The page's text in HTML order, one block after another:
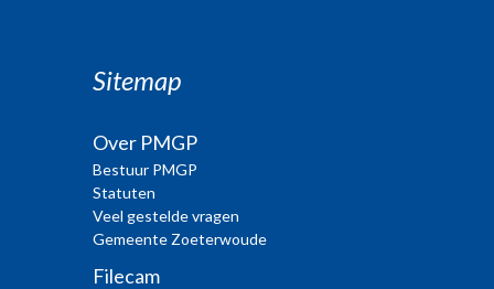
Sitemap
Over PMGP
Bestuur PMGP
Statuten
Veel gestelde vragen
Gemeente Zoeterwoude
Filecam